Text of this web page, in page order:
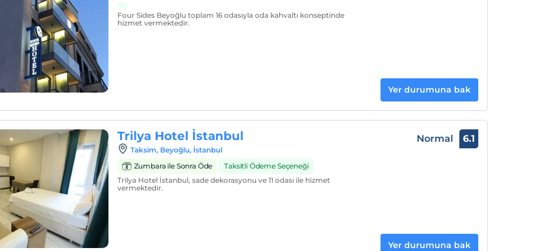
Four Sides Beyoğlu toplam 16 odasıyla oda kahvaltı konseptinde
hizmet vermektedir.
Yer durumuna bak
Trilya Hotel İstanbul
Taksim, Beyoğlu, İstanbul
Zumbara ile Sonra Öde
Taksitli Ödeme Seçeneği
Trilya Hotel İstanbul, sade dekorasyonu ve 11 odası ile hizmet
vermektedir.
Normal 6.1
Yer durumuna bak